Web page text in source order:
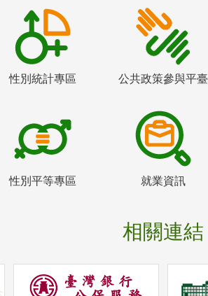
性別統計專區 公共政策參與平臺
性別平等專區 就業資訊
相關連結